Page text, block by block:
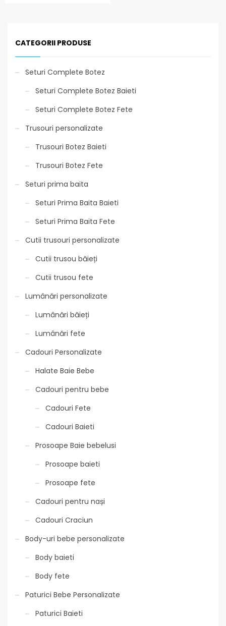
CATEGORII PRODUSE
Seturi Complete Botez
Seturi Complete Botez Baieti
Seturi Complete Botez Fete
Trusouri personalizate
Trusouri Botez Baieti
Trusouri Botez Fete
Seturi prima baita
Seturi Prima Baita Baieti
Seturi Prima Baita Fete
Cutii trusouri personalizate
Cutii trusou băieți
Cutii trusou fete
Lumânări personalizate
Lumânări băieți
Lumânări fete
Cadouri Personalizate
Halate Baie Bebe
Cadouri pentru bebe
Cadouri Fete
Cadouri Baieti
Prosoape Baie bebelusi
Prosoape baieti
Prosoape fete
Cadouri pentru nași
Cadouri Craciun
Body-uri bebe personalizate
Body baieti
Body fete
Paturici Bebe Personalizate
Paturici Baieti